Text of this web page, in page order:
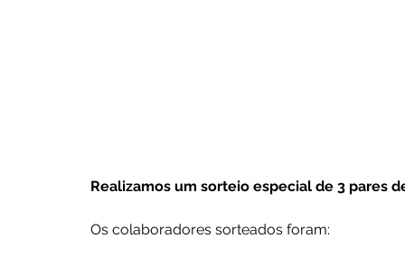
Realizamos um sorteio especial de 3 pares
Os colaboradores sorteados foram: